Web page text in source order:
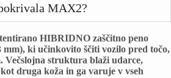
MAX2?
HIBRIDNO zaščitno peno
mm), ki učinkovito ščiti vozilo pred točo,
Večslojna struktura blaži udarce,
druga koža in ga varuje v vseh